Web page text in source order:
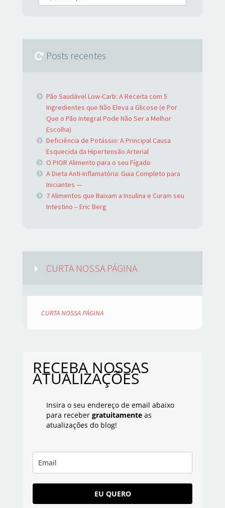
Posts recentes
Pão Saudável Low-Carb: A Receita com 5
Ingredientes que Não Eleva a Glicose (e Por
Que o Pão Integral Pode Não Ser a Melhor
Escolha)
Deficiência de Potássio: A Principal Causa
Esquecida da Hipertensão Arterial
O PIOR Alimento para o seu Fígado
A Dieta Anti-Inflamatória: Guia Completo para
Iniciantes —
7 Alimentos que Baixam a Insulina e Curam seu
Intestino – Eric Berg
CURTA NOSSA PÁGINA
CURTA NOSSA PÁGINA
RECEBA NOSSAS
ATUALIZAÇÕES
Insira o seu endereço de email abaixo
para receber gratuitamenteas
atualizações do blog!
EU QUERO